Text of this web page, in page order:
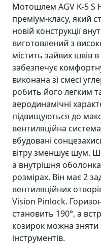
Мотошлем AGV K-5 S
преміум-класу, який
новій конструкції
виготовлений з
містить зайвих швів
забезпечує
виконана зі смесі
робить його легким
аеродинамічні
підвищуються до
вентиляційна
вбудовані
вітру зменшує шум.
а внутрішня
розмірах. Він має 2
вентиляційних
Vision Pinlock.
становить 190°, а
козирок можна зняти
інструментів.